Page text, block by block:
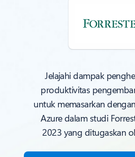
Jelajahi dampak
produktivitas
untuk memasarkan
Azure dalam studi
2023 yang ditugaskan